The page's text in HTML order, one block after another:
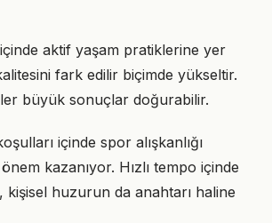
aktif yaşam pratiklerine yer
fark edilir biçimde yükseltir.
büyük sonuçlar doğurabilir.
içinde spor alışkanlığı
kazanıyor. Hızlı tempo içinde
kişisel huzurun da anahtarı haline